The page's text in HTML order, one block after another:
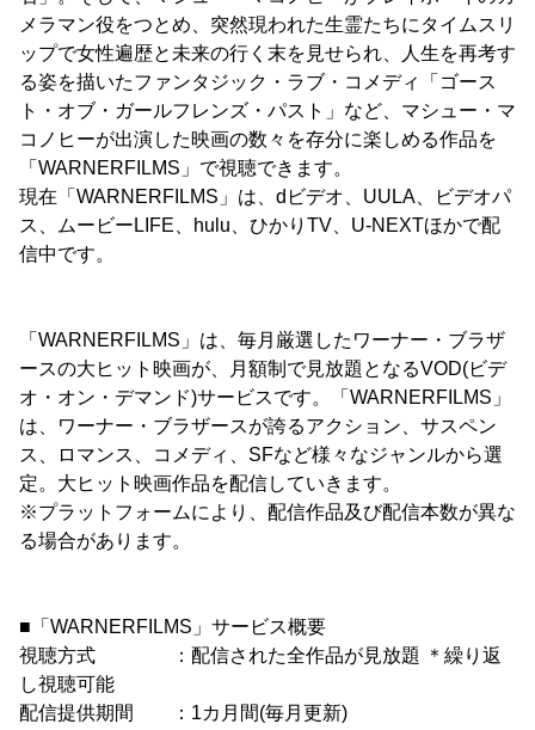
メラマン役をつとめ、突然現われた生霊たちにタイムスリ
ップで女性遍歴と未来の行く末を見せられ、人生を再考す
る姿を描いたファンタジック・ラブ・コメディ「ゴース
ト・オブ・ガールフレンズ・パスト」など、マシュー・マ
コノヒーが出演した映画の数々を存分に楽しめる作品を
「WARNERFILMS」で視聴できます。
現在「WARNERFILMS」は、dビデオ、UULA、ビデオパ
ス、ムービーLIFE、hulu、ひかりTV、U-NEXTほかで配
信中です。
「WARNERFILMS」は、毎月厳選したワーナー・ブラザ
ースの大ヒット映画が、月額制で見放題となるVOD(ビデ
オ・オン・デマンド)サービスです。「WARNERFILMS」
は、ワーナー・ブラザースが誇るアクション、サスペン
ス、ロマンス、コメディ、SFなど様々なジャンルから選
定。大ヒット映画作品を配信していきます。
※プラットフォームにより、配信作品及び配信本数が異な
る場合があります。
■「WARNERFILMS」サービス概要
視聴方式 ：配信された全作品が見放題 ＊繰り返
し視聴可能
配信提供期間 ：1カ月間(毎月更新)